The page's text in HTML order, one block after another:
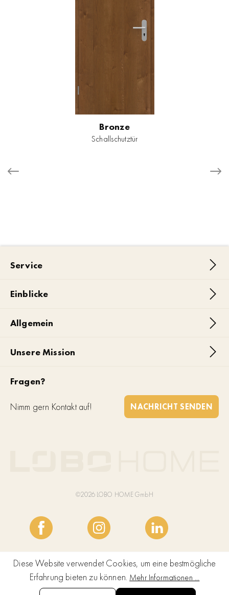
Bronze
Schallschutztür
Service
Einblicke
Allgemein
Unsere Mission
Fragen?
Nimm gern Kontakt auf! NACHRICHT SENDEN
©2026 LOBO HOME GmbH
Diese Website verwendet Cookies, um eine bestmögliche
Erfahrung bieten zu können. Mehr Informationen ...